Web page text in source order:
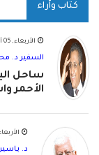
كتاب وآراء
الأربعاء, 05 أغسطس 2026
السفير د.
ساحل
الأحمر
الأربعاء, 05 أغسطس
د.